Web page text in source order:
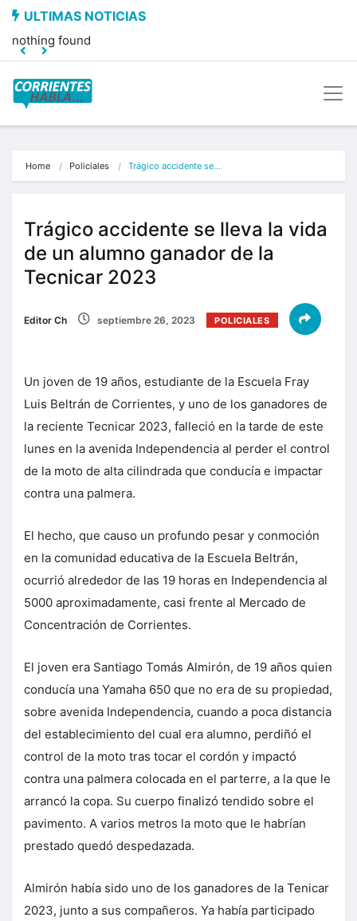
nothing found
Home Policiales Trágico accidente se…
Trágico accidente se lleva la vida
de un alumno ganador de la
Tecnicar 2023
Editor Ch septiembre 26, 2023 POLICIALES
Un joven de 19 años, estudiante de la Escuela Fray
Luis Beltrán de Corrientes, y uno de los ganadores de
la reciente Tecnicar 2023, falleció en la tarde de este
lunes en la avenida Independencia al perder el control
de la moto de alta cilindrada que conducía e impactar
contra una palmera.
El hecho, que causo un profundo pesar y conmoción
en la comunidad educativa de la Escuela Beltrán,
ocurrió alrededor de las 19 horas en Independencia al
5000 aproximadamente, casi frente al Mercado de
Concentración de Corrientes.
El joven era Santiago Tomás Almirón, de 19 años quien
conducía una Yamaha 650 que no era de su propiedad,
sobre avenida Independencia, cuando a poca distancia
del establecimiento del cual era alumno, perdiñó el
control de la moto tras tocar el cordón y impactó
contra una palmera colocada en el parterre, a la que le
arrancó la copa. Su cuerpo finalizó tendido sobre el
pavimento. A varios metros la moto que le habrían
prestado quedó despedazada.
Almirón había sido uno de los ganadores de la Tenicar
2023, junto a sus compañeros. Ya había participado